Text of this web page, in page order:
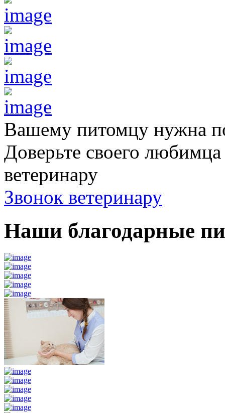
Вашему питомцу нужна
Доверьте своего
ветеринару
Звонок ветеринару
Наши благодарные